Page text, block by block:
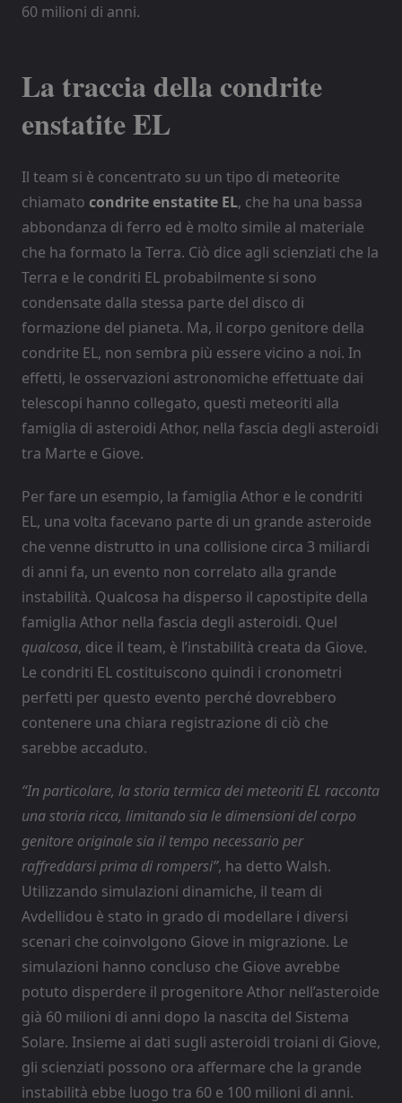
60 milioni di anni.
La traccia dellacondrite
enstatiteEL
Il team si è concentrato su un tipo di meteorite
chiamato condrite enstatite EL, che ha una bassa
abbondanza di ferro ed è molto simile al materiale
che ha formato la Terra. Ciò dice agli scienziati che la
Terra e le condriti EL probabilmente si sono
condensate dalla stessa parte del disco di
formazione del pianeta. Ma, il corpo genitore della
condrite EL, non sembra più essere vicino a noi. In
effetti, le osservazioni astronomiche effettuate dai
telescopi hanno collegato, questi meteoriti alla
famiglia di asteroidi Athor, nella fascia degli asteroidi
tra Marte e Giove.
Per fare un esempio, la famiglia Athor e le condriti
EL, una volta facevano parte di un grande asteroide
che venne distrutto in una collisione circa 3 miliardi
di anni fa, un evento non correlato alla grande
instabilità. Qualcosa ha disperso il capostipite della
famiglia Athor nella fascia degli asteroidi. Quel
qualcosa, dice il team, è l’instabilità creata da Giove.
Le condriti EL costituiscono quindi i cronometri
perfetti per questo evento perché dovrebbero
contenere una chiara registrazione di ciò che
sarebbe accaduto.
“In particolare, la storia termica dei meteoriti EL racconta
una storia ricca, limitando sia le dimensioni del corpo
genitore originale sia il tempo necessario per
raffreddarsi prima di rompersi”, ha detto Walsh.
Utilizzando simulazioni dinamiche, il team di
Avdellidou è stato in grado di modellare i diversi
scenari che coinvolgono Giove in migrazione. Le
simulazioni hanno concluso che Giove avrebbe
potuto disperdere il progenitore Athor nell’asteroide
già 60 milioni di anni dopo la nascita del Sistema
Solare. Insieme ai dati sugli asteroidi troiani di Giove,
gli scienziati possono ora affermare che la grande
instabilità ebbe luogo tra 60 e 100 milioni di anni.